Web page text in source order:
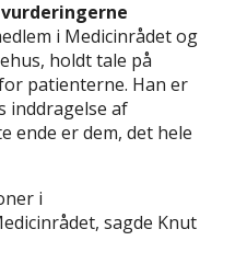
i Medicinrådet og
holdt tale på
patienterne. Han er
inddragelse af
ende er dem, det hele
i
sagde Knut